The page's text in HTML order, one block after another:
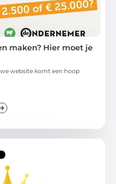
maken? Hier moet je
website komt een hoop